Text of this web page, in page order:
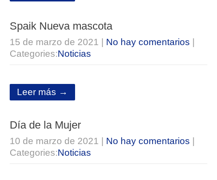
Spaik Nueva mascota
15 de marzo de 2021 No hay comentarios
Categories:Noticias
Leer más →
Día de la Mujer
10 de marzo de 2021 No hay comentarios
Categories:Noticias